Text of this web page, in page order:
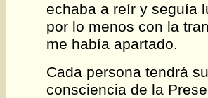
echaba a reír y seguía
por lo menos con la
me había apartado.
Cada persona tendrá
consciencia de la